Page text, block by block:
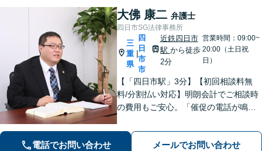
大佛 康二 弁護士
四日市SG法律事務所
三
重
県
四
日
市
市
近鉄四日市
駅 から徒歩
2分
営業時間：09:00~
20:00（土日祝
日）
【「四日市駅」3分】【初回相談料無
料/分割払い対応】明朗会計でご相談時
の費用もご安心。「催促の電話が鳴り
た」に対応できます。自己破産や任意
整理、個人再生など幅広い解決方法を
電話でお問い合わせ メールでお問い合わせ